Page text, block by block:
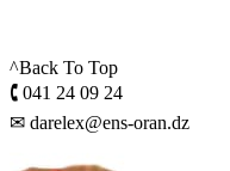
^Back To Top
🕻 041 24 09 24
✉ darelex@ens-oran.dz